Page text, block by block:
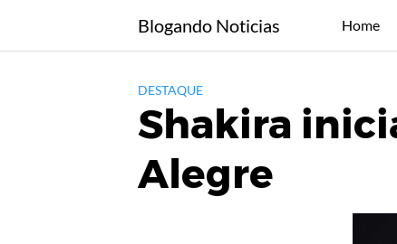
content
Blogando Noticias Home
DESTAQUE
Shakira
Alegre